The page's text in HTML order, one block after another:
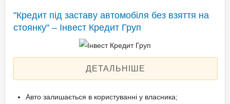
Паспорт громадянина
України;
Технічний паспорт на
авто;
Ідентифікаційний номер.
Спосіб погашення:
Aннуітет
Спосіб погашення:
Класичний
Дострокове погашення:
Без страхування
"Кредит під заставу автомобіля без взяття на
стоянку" – Інвест Кредит Груп
ДЕТАЛЬНІШЕ
Авто залишається в користуванні у власника;